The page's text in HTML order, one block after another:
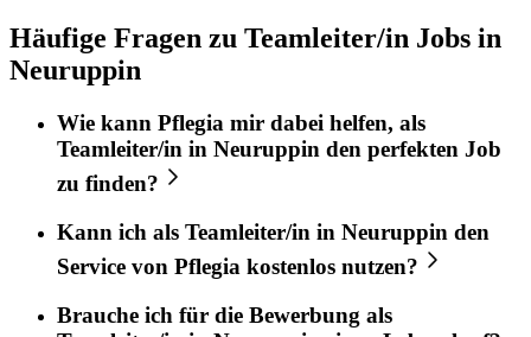
Häufige Fragen zu Teamleiter/in Jobs in
Neuruppin
Wie kann Pflegia mir dabei helfen, als
Teamleiter/in in Neuruppin den perfekten Job
zu finden?
Kann ich als Teamleiter/in in Neuruppin den
Service von Pflegia kostenlos nutzen?
Brauche ich für die Bewerbung als